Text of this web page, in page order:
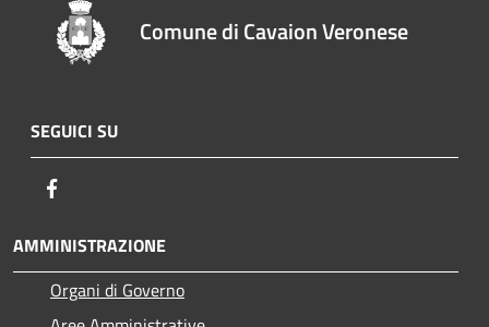
Comune di Cavaion Veronese
SEGUICI SU
AMMINISTRAZIONE
Organi di Governo